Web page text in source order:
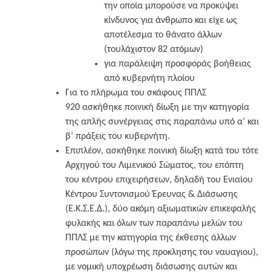
την οποία μπορούσε να προκύψει
κίνδυνος για άνθρωπο και είχε ως
αποτέλεσμα το θάνατο άλλων
(τουλάχιστον 82 ατόμων)
για παράλειψη προσφοράς βοήθειας
από κυβερνήτη πλοίου
Για το πλήρωμα του σκάφους ΠΠΛΣ
920 ασκήθηκε ποινική δίωξη με την κατηγορία
της απλής συνέργειας στις παραπάνω υπό α’ και
β’ πράξεις του κυβερνήτη.
Επιπλέον, ασκήθηκε ποινική δίωξη κατά του τότε
Αρχηγού του Λιμενικού Σώματος, του επόπτη
του κέντρου επιχειρήσεων, δηλαδή του Ενιαίου
Κέντρου Συντονισμού Έρευνας & Διάσωσης
(Ε.Κ.Σ.Ε.Δ.), δύο ακόμη αξιωματικών επικεφαλής
φυλακής και όλων των παραπάνω μελών του
ΠΠΛΣ με την κατηγορία της έκθεσης άλλων
προσώπων (λόγω της προκλησης του ναυαγιου),
με νομική υποχρέωση διάσωσης αυτών και